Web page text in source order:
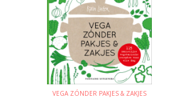
VEGA ZÓNDER PAKJES & ZAKJES